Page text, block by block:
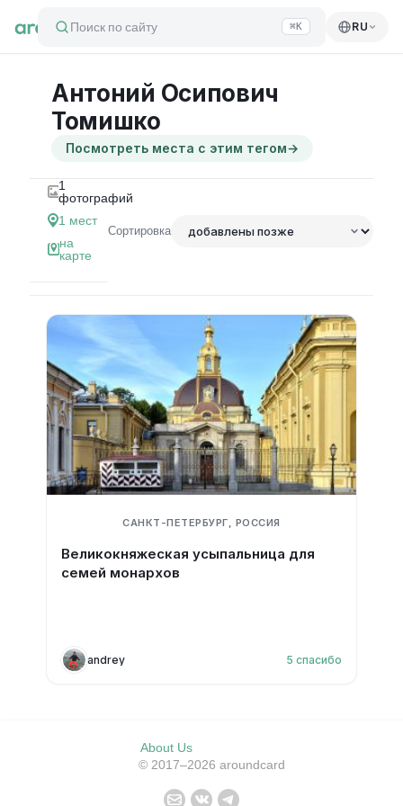
Поиск по сайту ⌘K RU
Антоний Осипович
Томишко
Посмотреть места с этим тегом→
1
фотографий
1 мест
на
карте
Сортировка
САНКТ-ПЕТЕРБУРГ, РОССИЯ
Великокняжеская усыпальница для
семей монархов
andrey 5 спасибо
About Us
© 2017–2026 aroundcard